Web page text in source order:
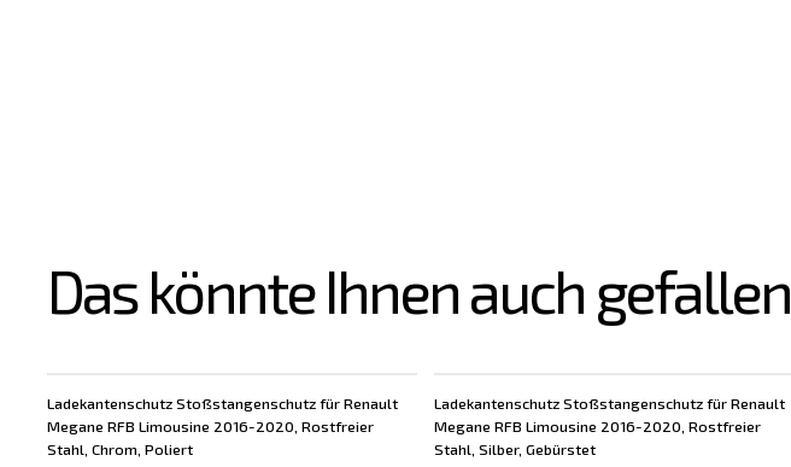
Das könnte Ihnen auch gefallen
Ladekantenschutz Stoßstangenschutz für Renault
Megane RFB Limousine 2016-2020, Rostfreier
Stahl, Chrom, Poliert
Ladekantenschutz Stoßstangenschutz für Renault
Megane RFB Limousine 2016-2020, Rostfreier
Stahl, Silber, Gebürstet